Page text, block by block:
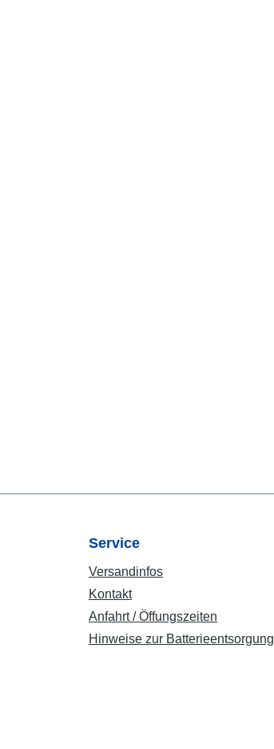
Service
Versandinfos
Kontakt
Anfahrt / Öffungszeiten
Hinweise zur Batterieentsorgung